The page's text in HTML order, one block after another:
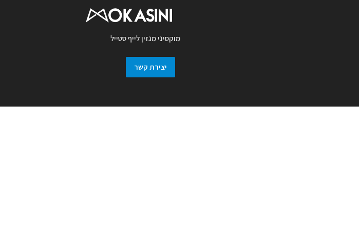
מוקסיני מגזין לייף סטייל
יצירת קשר
מגזין מוקסיני מכבד זכויות יוצרים ועושה מאמץ